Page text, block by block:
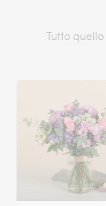
Tutto